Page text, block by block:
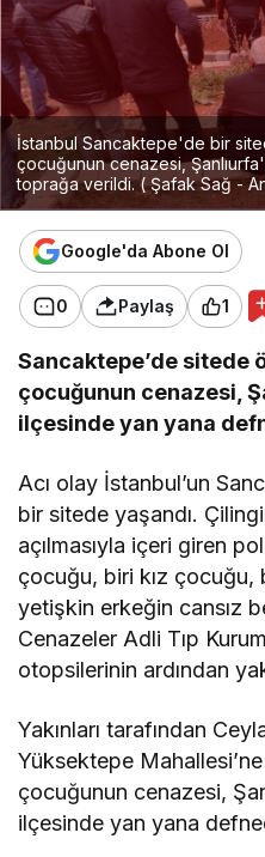
İstanbul Sancaktepe'de bir
çocuğunun cenazesi,
toprağa verildi. ( Şafak Sağ -
Google'da Abone Ol
0 Paylaş 1
Sancaktepe’de sitede
çocuğunun cenazesi,
ilçesinde yan yana
Acı olay İstanbul’un
bir sitede yaşandı.
açılmasıyla içeri giren
çocuğu, biri kız çocuğu,
yetişkin erkeğin cansız
Cenazeler Adli Tıp
otopsilerinin ardından
Yakınları tarafından
Yüksektepe
çocuğunun cenazesi,
ilçesinde yan yana